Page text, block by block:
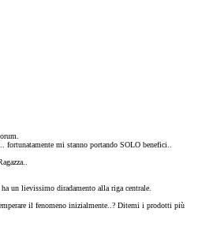
mi stanno portando SOLO benefici..
un lievissimo diradamento alla riga centrale.
il fenomeno inizialmente..? Ditemi i prodotti più